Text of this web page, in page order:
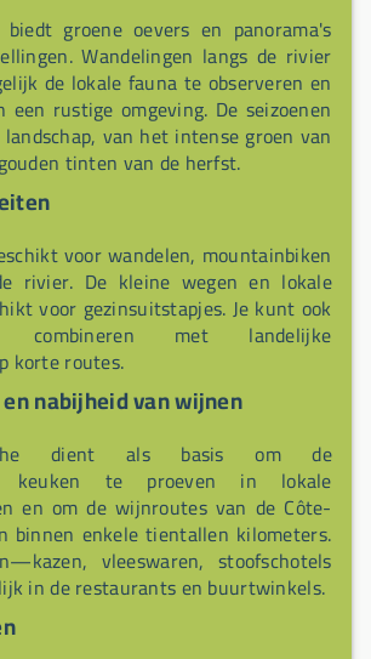
groene oevers en panorama's
Wandelingen langs de rivier
de lokale fauna te observeren en
rustige omgeving. De seizoenen
van het intense groen van
tinten van de herfst.
voor wandelen, mountainbiken
rivier. De kleine wegen en lokale
voor gezinsuitstapjes. Je kunt ook
combineren met landelijke
korte routes.
nabijheid van wijnen
dient als basis om de
keuken te proeven in lokale
en om de wijnroutes van de Côte-
binnen enkele tientallen kilometers.
vleeswaren, stoofschotels
in de restaurants en buurtwinkels.